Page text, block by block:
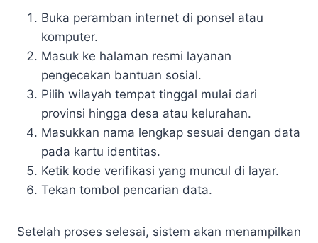
Buka peramban internet di ponsel atau
komputer.
Masuk ke halaman resmi layanan
pengecekan bantuan sosial.
Pilih wilayah tempat tinggal mulai dari
provinsi hingga desa atau kelurahan.
Masukkan nama lengkap sesuai dengan data
pada kartu identitas.
Ketik kode verifikasi yang muncul di layar.
Tekan tombol pencarian data.
Setelah proses selesai, sistem akan menampilkan